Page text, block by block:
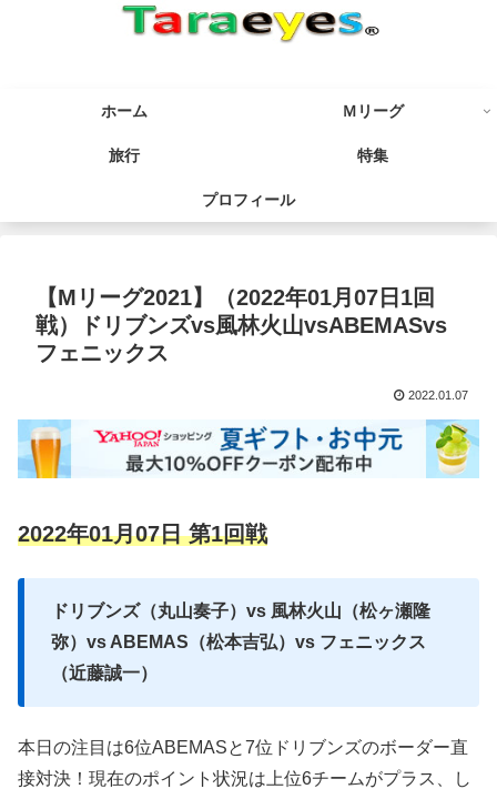
ホーム Ｍリーグ
旅行 特集
プロフィール
【Mリーグ2021】（2022年01月07日1回
戦）ドリブンズvs風林火山vsABEMASvs
フェニックス
2022.01.07
2022年01月07日 第1回戦
ドリブンズ（丸山奏子）vs 風林火山（松ヶ瀬隆
弥）vs ABEMAS（松本吉弘）vs フェニックス
（近藤誠一）
本日の注目は6位ABEMASと7位ドリブンズのボーダー直
接対決！現在のポイント状況は上位6チームがプラス、し